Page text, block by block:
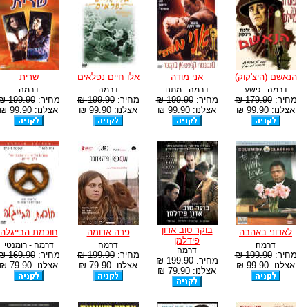
הנאשם (היצ'קוק)
דרמה - פשע
מחיר:179.90 ₪
אצלנו: 99.90 ₪
אני מודה
דרמה - מתח
מחיר:199.90 ₪
אצלנו: 99.90 ₪
אלו חיים נפלאים
דרמה
מחיר:199.90 ₪
אצלנו: 99.90 ₪
שרית
דרמה
מחיר:199.90 ₪
אצלנו: 99.90 ₪
לאדוני באהבה
דרמה
מחיר:199.90 ₪
אצלנו: 99.90 ₪
בוקר טוב אדון
פידלמן
דרמה
מחיר:199.90 ₪
אצלנו: 79.90 ₪
פרה אדומה
דרמה
מחיר:199.90 ₪
אצלנו: 79.90 ₪
חוכמת הבייגלה
דרמה - רומנטי
מחיר:169.90 ₪
אצלנו: 79.90 ₪